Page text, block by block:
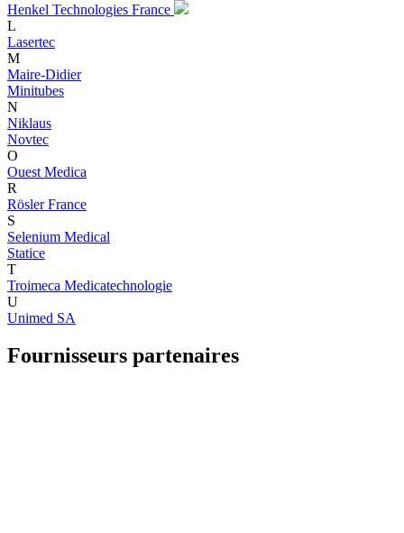
Henkel Technologies France
L
Lasertec
M
Maire-Didier
Minitubes
N
Niklaus
Novtec
O
Ouest Medica
R
Rösler France
S
Selenium Medical
Statice
T
Troimeca Medicatechnologie
U
Unimed SA
Fournisseurs partenaires